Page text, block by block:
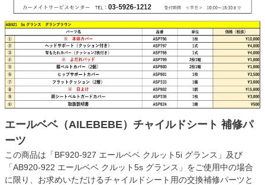
エールベベ（AILEBEBE）チャイルドシート 補修パ
ーツ
この商品は「BF920-927 エールベベ クルット5i グランス」及び
「AB920-922 エールベベ クルット5s グランス」をご使用中の場合
に限り、お求めいただけるチャイルドシート用の交換補修パーツと